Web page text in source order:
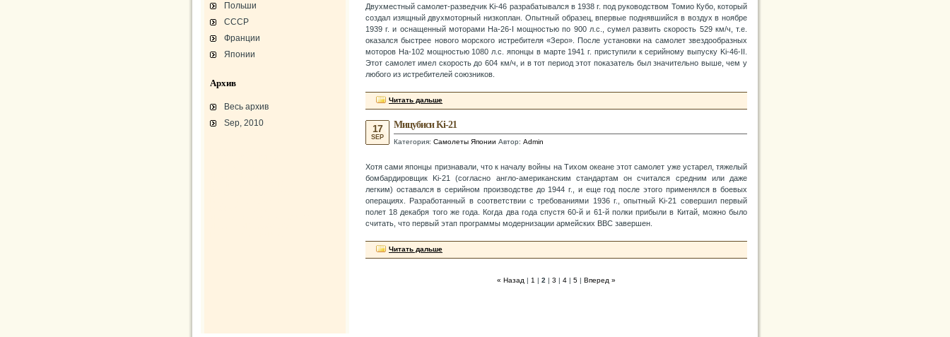
Двухместный самолет-разведчик Ki-46 разрабатывался в 1938 г. под руководством Томио Кубо, который
создал изящный двухмоторный низкоплан. Опытный образец, впервые поднявшийся в воздух в ноябре
1939 г. и оснащенный моторами Ha-26-I мощностью по 900 л.с., сумел развить скорость 529 км/ч, т.е.
оказался быстрее нового морского истребителя «Зеро». После установки на самолет звездообразных
моторов На-102 мощностью 1080 л.с. японцы в марте 1941 г. приступили к серийному выпуску Ki-46-II.
Этот самолет имел скорость до 604 км/ч, и в тот период этот показатель был значительно выше, чем у
любого из истребителей союзников.
Читать дальше
Мицубиси Ki-21
Категория: Самолеты Японии Автор: Admin
17
SEP
Хотя сами японцы признавали, что к началу войны на Тихом океане этот самолет уже устарел, тяжелый
бомбардировщик Ki-21 (согласно англо-американским стандартам он считался средним или даже
легким) оставался в серийном производстве до 1944 г., и еще год после этого применялся в боевых
операциях. Разработанный в соответствии с требованиями 1936 г., опытный Ki-21 совершил первый
полет 18 декабря того же года. Когда два года спустя 60-й и 61-й полки прибыли в Китай, можно было
считать, что первый этап программы модернизации армейских ВВС завершен.
Читать дальше
« Назад | 1 | 2 | 3 | 4 | 5 | Вперед »
Польши
СССР
Франции
Японии
Архив
Весь архив
Sep, 2010